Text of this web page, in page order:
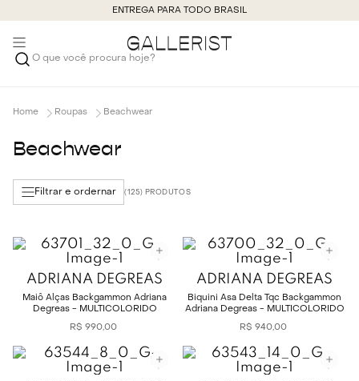
ENTREGA PARA TODO BRASIL
O que você procura hoje?
Roupas Beachwear
Beachwear
Filtrar e ordernar 125
ADRIANA DEGREAS
Maiô Alças Backgammon Adriana
Degreas - MULTICOLORIDO
R$ 990,00
ADRIANA DEGREAS
Biquini Asa Delta Tqc Backgammon
Adriana Degreas - MULTICOLORIDO
R$ 940,00